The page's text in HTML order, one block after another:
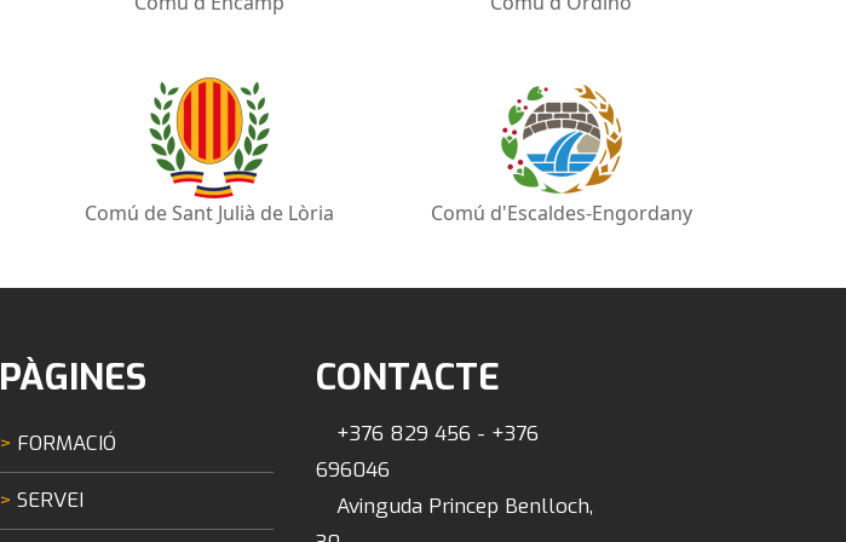
Comú de Sant Julià de Lòria Comú d'Escaldes-Engordany
PÀGINES
FORMACIÓ
SERVEI
CONTACTE
+376 829 456 - +376
696046
Avinguda Princep Benlloch,